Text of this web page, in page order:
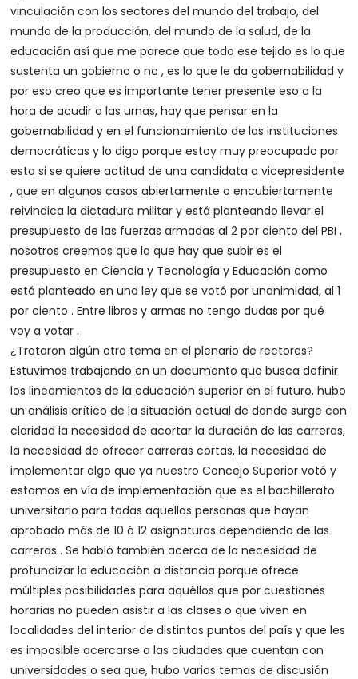
vinculación con los sectores del mundo del trabajo, del
mundo de la producción, del mundo de la salud, de la
educación así que me parece que todo ese tejido es lo que
sustenta un gobierno o no , es lo que le da gobernabilidad y
por eso creo que es importante tener presente eso a la
hora de acudir a las urnas, hay que pensar en la
gobernabilidad y en el funcionamiento de las instituciones
democráticas y lo digo porque estoy muy preocupado por
esta si se quiere actitud de una candidata a vicepresidente
, que en algunos casos abiertamente o encubiertamente
reivindica la dictadura militar y está planteando llevar el
presupuesto de las fuerzas armadas al 2 por ciento del PBI ,
nosotros creemos que lo que hay que subir es el
presupuesto en Ciencia y Tecnología y Educación como
está planteado en una ley que se votó por unanimidad, al 1
por ciento . Entre libros y armas no tengo dudas por qué
voy a votar .
¿Trataron algún otro tema en el plenario de rectores?
Estuvimos trabajando en un documento que busca definir
los lineamientos de la educación superior en el futuro, hubo
un análisis crítico de la situación actual de donde surge con
claridad la necesidad de acortar la duración de las carreras,
la necesidad de ofrecer carreras cortas, la necesidad de
implementar algo que ya nuestro Concejo Superior votó y
estamos en vía de implementación que es el bachillerato
universitario para todas aquellas personas que hayan
aprobado más de 10 ó 12 asignaturas dependiendo de las
carreras . Se habló también acerca de la necesidad de
profundizar la educación a distancia porque ofrece
múltiples posibilidades para aquéllos que por cuestiones
horarias no pueden asistir a las clases o que viven en
localidades del interior de distintos puntos del país y que les
es imposible acercarse a las ciudades que cuentan con
universidades o sea que, hubo varios temas de discusión